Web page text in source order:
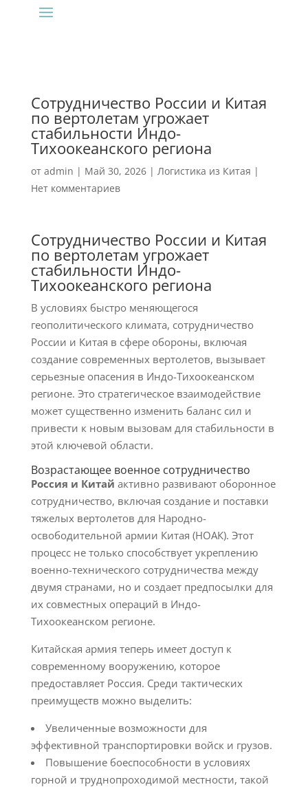
Сотрудничество России и Китая
по вертолетам угрожает
стабильности Индо-
Тихоокеанского региона
от admin | Май 30, 2026| Логистика из Китая |
Нет комментариев
Сотрудничество России и Китая
по вертолетам угрожает
стабильности Индо-
Тихоокеанского региона
В условиях быстро меняющегося
геополитического климата, сотрудничество
России и Китая в сфере обороны, включая
создание современных вертолетов, вызывает
серьезные опасения в Индо-Тихоокеанском
регионе. Это стратегическое взаимодействие
может существенно изменить баланс сил и
привести к новым вызовам для стабильности в
этой ключевой области.
Возрастающее военное сотрудничество
Россия и Китай активно развивают оборонное
сотрудничество, включая создание и поставки
тяжелых вертолетов для Народно-
освободительной армии Китая (НОАК). Этот
процесс не только способствует укреплению
военно-технического сотрудничества между
двумя странами, но и создает предпосылки для
их совместных операций в Индо-
Тихоокеанском регионе.
Китайская армия теперь имеет доступ к
современному вооружению, которое
предоставляет Россия. Среди тактических
преимуществ можно выделить:
Увеличенные возможности для
эффективной транспортировки войск и грузов.
Повышение боеспособности в условиях
горной и труднопроходимой местности, такой